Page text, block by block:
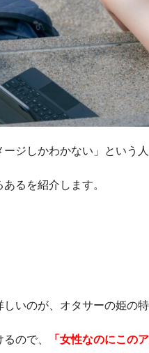
ジしかわかない」という
るを紹介します。
いのが、オタサーの姫の特
ので、 「女性なのにこの